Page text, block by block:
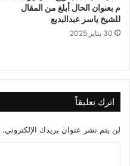
م بعنوان الحال أبلغ من المقال
للشيخ ياسر عبدالبديع
30 يناير,2025
اترك تعليقاً
لن يتم نشر عنوان بريدك الإلكتروني.